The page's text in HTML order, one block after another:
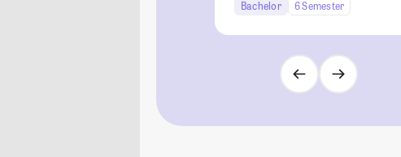
Bachelor 6 Semester